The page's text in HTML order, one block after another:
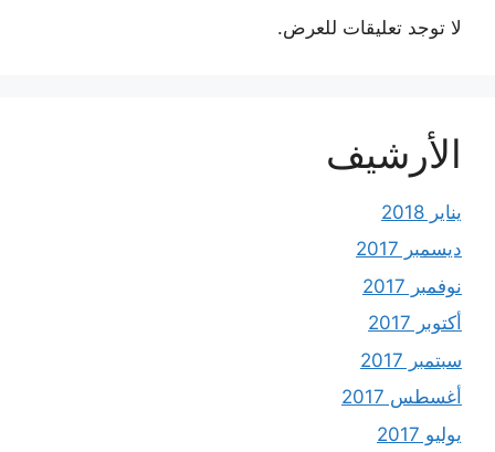
لا توجد تعليقات للعرض.
الأرشيف
يناير 2018
ديسمبر 2017
نوفمبر 2017
أكتوبر 2017
سبتمبر 2017
أغسطس 2017
يوليو 2017